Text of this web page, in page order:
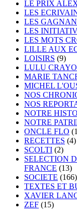
LE PRIX
LES
LES
LES
LES MOTS
LILLE AUX
LOISIRS (9)
LULU
MARIE
MICHEL
NOS
NOS
NOTRE
NOTRE
ONCLE FLO
RECETTES (4)
SCOLTI (2)
SELECTION
FRANCE (13)
SOCIETE (166)
TEXTES ET
XAVIER
ZEF (15)